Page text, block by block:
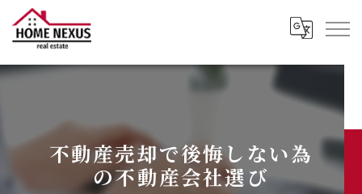
不動産売却で後悔しない為
の不動産会社選び